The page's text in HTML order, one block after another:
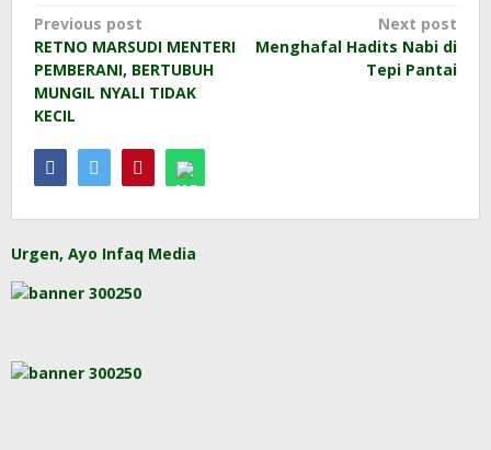
Post
navigation
Previous post
RETNO MARSUDI MENTERI
PEMBERANI, BERTUBUH
MUNGIL NYALI TIDAK
KECIL
Next post
Menghafal Hadits Nabi di
Tepi Pantai
Urgen, Ayo Infaq Media